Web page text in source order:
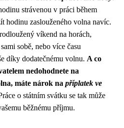
strávenou v práci během
hodinu zaslouženého volna navíc.
víkend na horách,
sobě, nebo více času
díky dodatečnému volnu. A co
nedohodnete na
máte nárok na příplatek ve
o státním svátku se tak může
běžnému příjmu.